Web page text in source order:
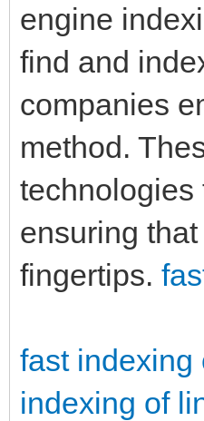
engine
find and
companies
method.
technologies
ensuring
fingertips.
fast indexing
indexing of